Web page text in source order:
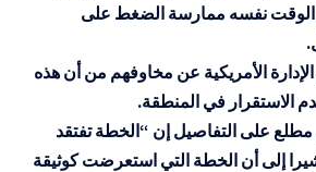
الوقت نفسه ممارسة الضغط على
الأمريكية عن مخاوفهم من أن هذه
في المنطقة.
على التفاصيل إن “الخطة تفتقد
إلى أن الخطة التي استعرضت كوثيقة